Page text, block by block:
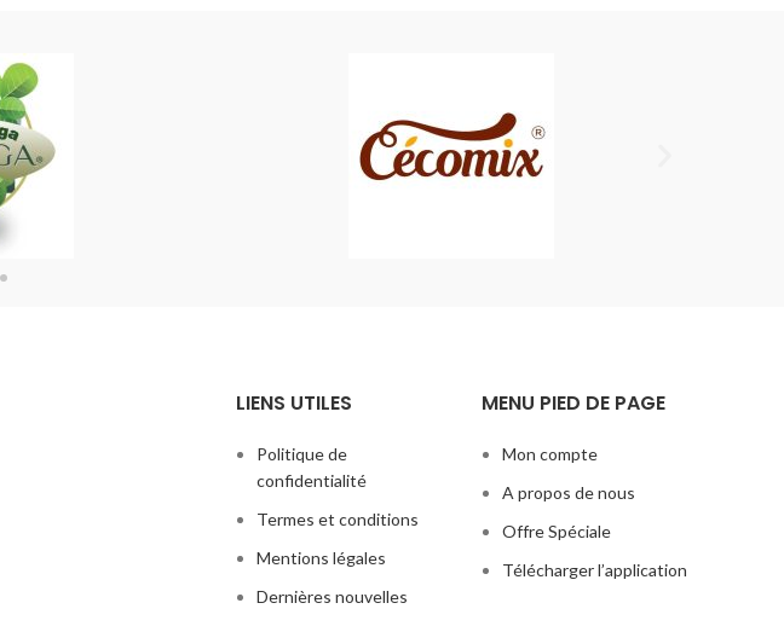
LIENS UTILES
Politique de
confidentialité
Termes et conditions
Mentions légales
Dernières nouvelles
MENU PIED DE PAGE
Mon compte
A propos de nous
Offre Spéciale
Télécharger l’application